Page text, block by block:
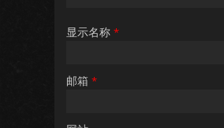
显示名称 *
邮箱 *